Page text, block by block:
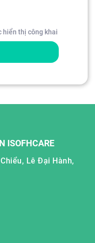
hiển thị công khai
ISOFHCARE
Lê Đại Hành,